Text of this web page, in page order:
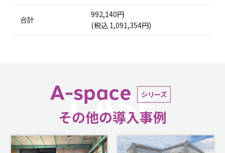
合計
992,140円
(税込 1,091,354円)
A-space シリーズ
その他の導入事例
CASE